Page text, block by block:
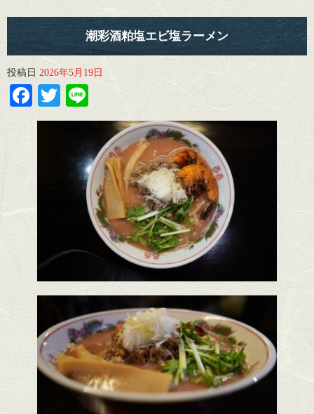
潮彩酒粕塩エビ塩ラーメン
投稿日 2026年5月19日
Facebook
Twitter
Line